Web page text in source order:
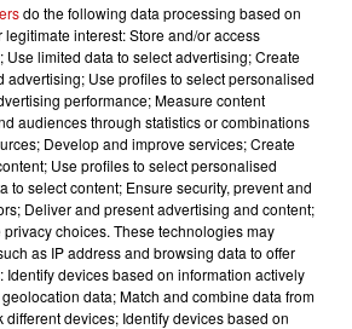
Sud Alsace) président de la
élu ce matin à Strasbourg.
do the following data processing based on
interest: Store and/or access
Use limited data to select advertising; Create
advertising; Use profiles to select personalised
performance; Measure content
audiences through statistics or combinations
Develop and improve services; Create
Use profiles to select personalised
to select content; Ensure security, prevent and
Deliver and present advertising and content;
choices. These technologies may
as IP address and browsing data to offer
devices based on information actively
data; Match and combine data from
different devices; Identify devices based on